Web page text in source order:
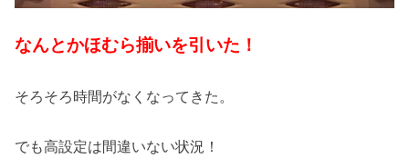
なんとかほむら揃いを引いた！
そろそろ時間がなくなってきた。
でも高設定は間違いない状況！